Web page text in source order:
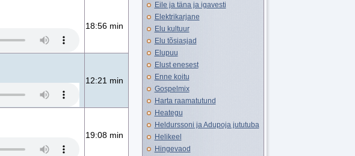
18:56 min
12:21 min
19:08 min
Eile ja täna ja igavesti
Elektrikarjane
Elu kultuur
Elu tõsiasjad
Elupuu
Elust enesest
Enne koitu
Gospelmix
Harta raamatutund
Heategu
Heldurssoni ja Adupoja jututuba
Helikeel
Hingevaod